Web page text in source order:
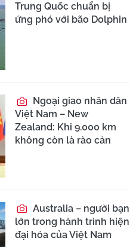
Trung Quốc chuẩn bị
ứng phó với bão Dolphin
Ngoại giao nhân dân
Việt Nam – New
Zealand: Khi 9.000 km
không còn là rào cản
Australia – người bạn
lớn trong hành trình hiện
đại hóa của Việt Nam